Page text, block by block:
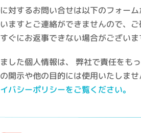
対するお問い合せは以下のフォーム
ますとご連絡ができませんので、
ぐにお返事できない場合がございま
した個人情報は、 弊社で責任をも
開示や他の目的には使用いたしませ
バシーポリシーをご覧ください。